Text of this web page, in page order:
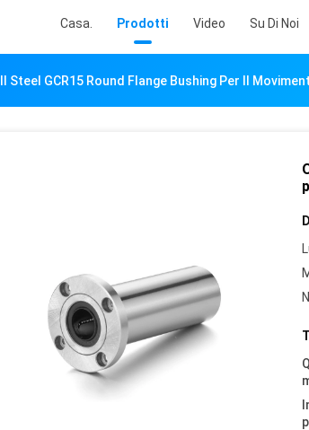
Casa. Prodotti Video Su Di Noi
Steel GCR15 Round Flange Bushing Per Il